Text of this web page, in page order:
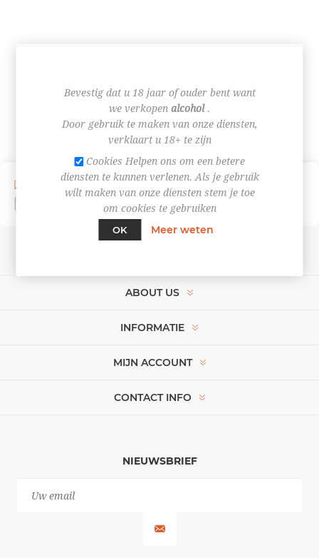
Verzending vanaf € 4,95
Afhaal in de winkel
U ontvangt het afhaal- of leveringsmoment via mail
ABOUT US
INFORMATIE
MIJN ACCOUNT
CONTACT INFO
NIEUWSBRIEF
Bevestig dat u 18 jaar of ouder bent want
we verkopen alcohol.
Door gebruik te maken van onze diensten,
verklaart u 18+ te zijn
Cookies Helpen ons om een betere
diensten te kunnen verlenen. Als je gebruik
wilt maken van onze diensten stem je toe
om cookies te gebruiken
OK
Meer weten